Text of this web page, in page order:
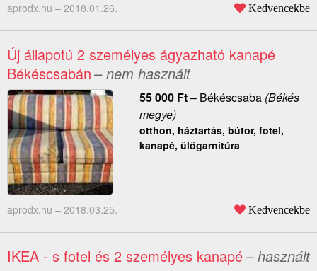
aprodx.hu – 2018.01.26. Kedvencekbe
Új állapotú 2 személyes ágyazható kanapé
Békéscsabán– nem használt
55 000 Ft– Békéscsaba(Békés
megye)
otthon, háztartás, bútor, fotel,
kanapé, ülőgarnitúra
aprodx.hu – 2018.03.25. Kedvencekbe
IKEA - s fotel és 2 személyes kanapé– használt